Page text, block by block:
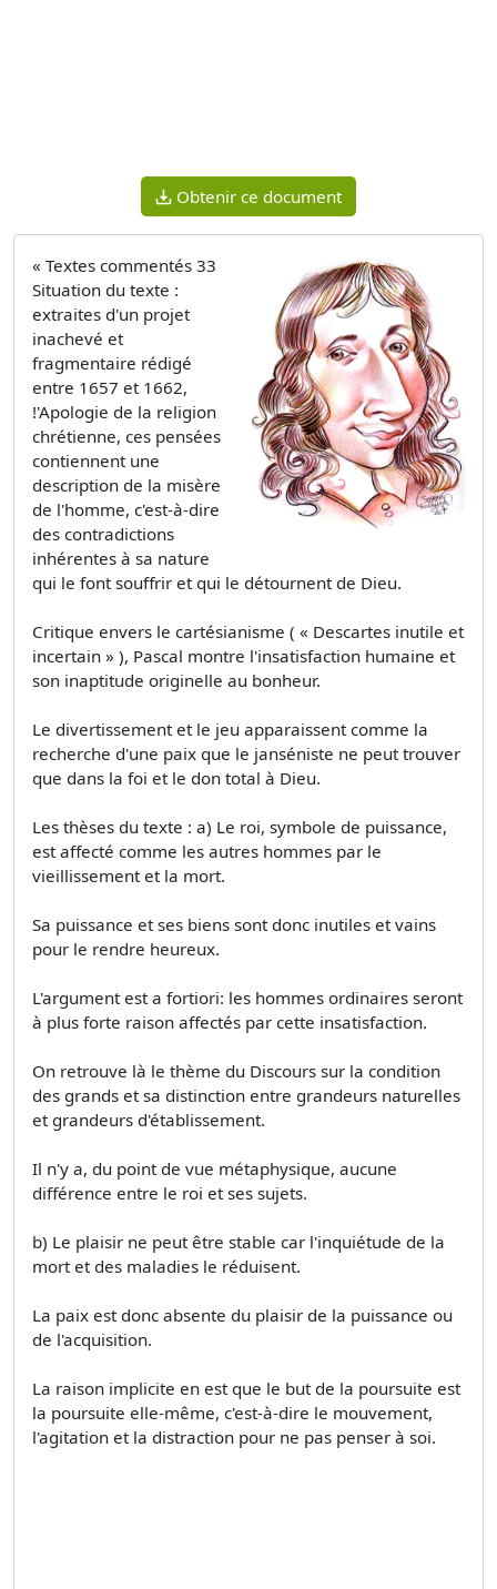
Obtenir ce document
« Textes commentés 33
Situation du texte :
extraites d'un projet
inachevé et
fragmentaire rédigé
entre 1657 et 1662,
!'Apologie de la religion
chrétienne, ces pensées
contiennent une
description de la misère
de l'homme, c'est-à-dire
des contradictions
inhérentes à sa nature
qui le font souffrir et qui le détournent de Dieu.
Critique envers le cartésianisme ( « Descartes inutile et
incertain » ), Pascal montre l'insatisfaction humaine et
son inaptitude originelle au bonheur.
Le divertissement et le jeu apparaissent comme la
recherche d'une paix que le janséniste ne peut trouver
que dans la foi et le don total à Dieu.
Les thèses du texte : a) Le roi, symbole de puissance,
est affecté comme les autres hommes par le
vieillissement et la mort.
Sa puissance et ses biens sont donc inutiles et vains
pour le rendre heureux.
L'argument est a fortiori: les hommes ordinaires seront
à plus forte raison affectés par cette insatisfaction.
On retrouve là le thème du Discours sur la condition
des grands et sa distinction entre grandeurs naturelles
et grandeurs d'établissement.
Il n'y a, du point de vue métaphysique, aucune
différence entre le roi et ses sujets.
b) Le plaisir ne peut être stable car l'inquiétude de la
mort et des maladies le réduisent.
La paix est donc absente du plaisir de la puissance ou
de l'acquisition.
La raison implicite en est que le but de la poursuite est
la poursuite elle-même, c'est-à-dire le mouvement,
l'agitation et la distraction pour ne pas penser à soi.